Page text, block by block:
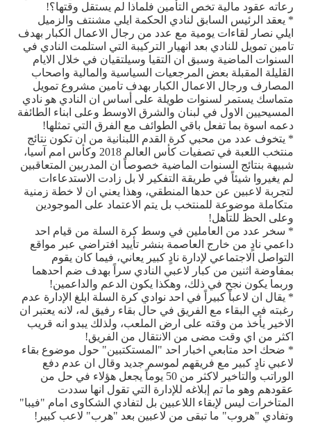
رعاته عقود مالية تخص التأمين فلماذا لم يستقل وقتها؟!
* يعقد الرئيس السابق لنادي الحكمة ايلي مشنتف والزميل
ايلي نصار لقاءات يومية مع عدد من رجال الاعمال الكبار بهدف
تامين تمويل للنادي بعد انهيار التركيبة التي استلمت النادي في
السنوات الماضية وسبق ان التقيا وسيلتقيان في خلال الايام
القليلة المقبلة بعض المرجعيات السياسية والمالية واصحاب
المصارف ورجال الاعمال الكبار بهدف تامين مشروع تمويل
متماسك يستمر لسنوات طويلة على أساس ان النادي هو نادي
المسيحيين الاول في لبنان والشرق الاوسط وعلى ابناء الطائفة
دعمه اسوة بما تفعل باقي الطوائف مع الفرق التي تمثلها!
* يتخوف عدد من محبي كرة القدم اللبنانية من ان تكون نتائج
منتخب اللعبة في تصفيات كأس العالم 2018 وكأس امم آسيا،
شبيهة بنتائج السنوات الماضية خصوصاً ان المدربين المتعاقبين
لم يغيروا شيئاً في طريقة التفكير لا بل زادت الاستدعاءات
لتجربة لاعبين عن حدها المنطقي، وهذا يعني ان لا خطة زمنية
متكاملة موضوعة للمنتخب بل يتم الاعتماد على الموجودين
وعلى الحظ للتأهل!
* سخر عدد من العاملين في وسط كرة السلة من قيام احد
داعمي نادٍ من خارج العاصمة بنشر تأييد افتراضي عبر مواقع
التواصل الاجتماعي لإدارة نادٍ كبير يعاني، فيما كان يقوم
بمفاوضة اثنين من كبار لاعبي النادي سراً بهدف ضم احدهما
وربما يكون نجح في ذلك، وهكذا يكون الدعم والداعمين!
* يقال ان لاعباً كبيراً في احد نوادي كرة السلة ابلغ الإدارة عدم
رغبته في البقاء مع الفريق في حال بقاء رفيق له، لانه يعتبر ان
الاخير يأخذ من وقته على ارض الملعب، ولذلك يبدو انه قريب
اكثر من اي وقت مضى من الانتقال من الفريق!
* ضحك احد متابعي اخبار احد "المستكتبين" حول موضوع بقاء
لاعبي نادٍ كبير مع فريقهم لموسم جديد وقال ان عدم دفع
الوراتب والتاخير لاكثر من 50 يوماً يجعل هؤلاء في حل من
عقودهم وهو ما تم إبلاغه للإدارة التي تقول انها سددت
المتاخرات ليس لإبقاء اللاعبين بل لتفادي الشكاوى امام "فيبا"
وتفادي "هروب" ما تبقى من لاعبين بعد "هرب" لاعب كبير!